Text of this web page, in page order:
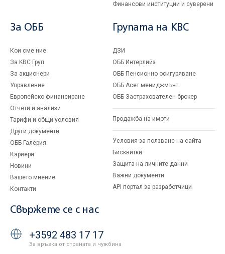
Финансови институции и суверени
За ОББ
Кои сме ние
За KBC Груп
За акционери
Управление
Европейско финансиране
Отчети и анализи
Тарифи и общи условия
Други документи
ОББ Галерия
Кариери
Новини
Вашето мнение
Контакти
Групата на KBC
ДЗИ
ОББ Интерлийз
ОББ Пенсионно осигуряване
ОББ Асет мениджмънт
ОББ Застрахователен брокер
Продажба на имоти
Условия за ползване на сайта
Бисквитки
Защита на личните данни
Важни документи
API портал за разработчици
Свържете се с нас
+3592 483 17 17
За връзка от страната и чужбина